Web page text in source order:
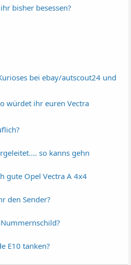
bisher besessen?
bei ebay/autscout24 und
würdet ihr euren Vectra
so kanns gehn
gute Opel Vectra A 4x4
den Sender?
E10 tanken?